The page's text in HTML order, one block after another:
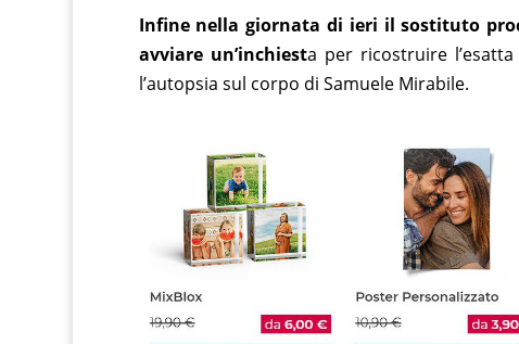
Infine nella giornata di ieri il sostituto
avviare un’inchiesta per ricostruire
l’autopsia sul corpo di Samuele Mirabile.